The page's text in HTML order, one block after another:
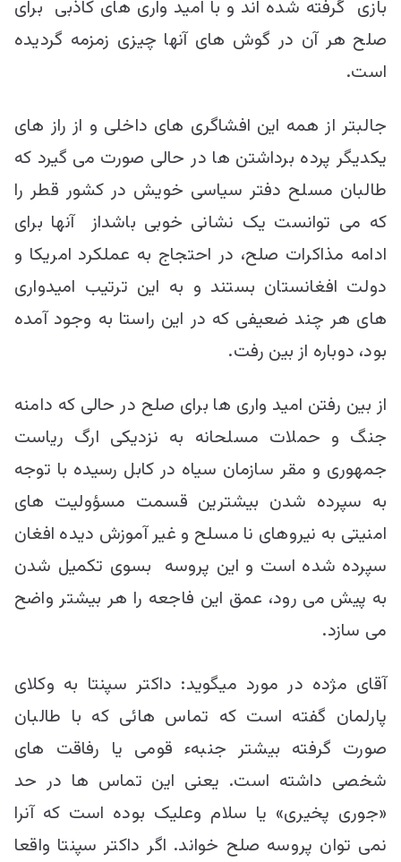
بازی گرفته شده اند و با امید واری های کاذبی برای
صلح هر آن در گوش های آنها چیزی زمزمه گردیده
است.
جالبتر از همه این افشاگری های داخلی و از راز های
یکدیگر پرده برداشتن ها در حالی صورت می گیرد که
طالبان مسلح دفتر سیاسی خویش در کشور قطر را
که می توانست یک نشانی خوبی باشداز آنها برای
ادامه مذاکرات صلح، در احتجاج به عملکرد امریکا و
دولت افغانستان بستند و به این ترتیب امیدواری
های هر چند ضعیفی که در این راستا به وجود آمده
بود، دوباره از بین رفت.
از بین رفتن امید واری ها برای صلح در حالی که دامنه
جنگ و حملات مسلحانه به نزدیکی ارگ ریاست
جمهوری و مقر سازمان سیاه در کابل رسیده با توجه
به سپرده شدن بیشترین قسمت مسؤولیت های
امنیتی به نیروهای نا مسلح و غیر آموزش دیده افغان
سپرده شده است و این پروسه بسوی تکمیل شدن
به پیش می رود، عمق این فاجعه را هر بیشتر واضح
می سازد.
آقای مژده در مورد میگوید: داکتر سپنتا به وکلای
پارلمان گفته است که تماس هائی که با طالبان
صورت گرفته بیشتر جنبهء قومی یا رفاقت های
شخصی داشته است. یعنی این تماس ها در حد
«جوری پخیری» یا سلام وعلیک بوده است که آنرا
نمی توان پروسه صلح خواند. اگر داکتر سپنتا واقعا